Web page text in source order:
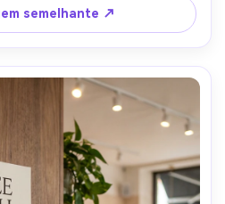
luz de janela macia, Sony A7IV,
bordas nítidas, sombras
impressão de alta resolução-
AR 4:5
semelhante ↗